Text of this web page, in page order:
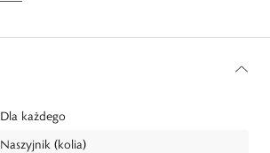
Dla każdego
Naszyjnik (kolia)